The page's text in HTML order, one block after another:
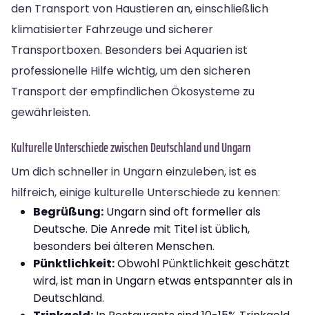
den Transport von Haustieren an, einschließlich
klimatisierter Fahrzeuge und sicherer
Transportboxen. Besonders bei Aquarien ist
professionelle Hilfe wichtig, um den sicheren
Transport der empfindlichen Ökosysteme zu
gewährleisten.
Kulturelle Unterschiede zwischen Deutschland und Ungarn
Um dich schneller in Ungarn einzuleben, ist es
hilfreich, einige kulturelle Unterschiede zu kennen:
Begrüßung: Ungarn sind oft formeller als
Deutsche. Die Anrede mit Titel ist üblich,
besonders bei älteren Menschen.
Pünktlichkeit:Obwohl Pünktlichkeit geschätzt
wird, ist man in Ungarn etwas entspannter als in
Deutschland.